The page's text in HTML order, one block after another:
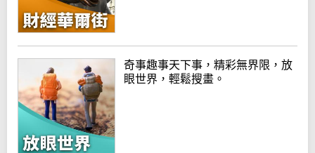
奇事趣事天下事，精彩無界限，放
眼世界，輕鬆搜畫。